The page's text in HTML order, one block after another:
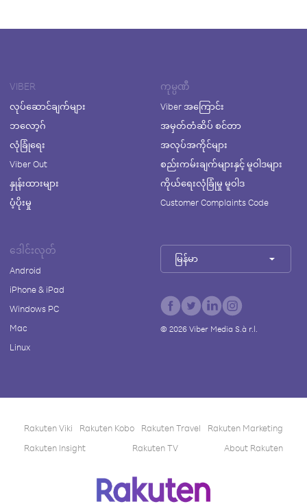
VIBER
လုပ်ဆောင်ချက်များ
ဘလော့ဂ်
လုံခြုံရေး
Viber Out
နှုန်းထားများ
ပံ့ပိုးမှု
ကုမ္ပဏီ
Viber အကြောင်း
အမှတ်တံဆိပ် စင်တာ
အလုပ်အကိုင်များ
စည်းကမ်းချက်များနှင့် မူဝါဒများ
ကိုယ်ရေးလုံခြုံမှု မူဝါဒ
Customer Complaints Code
ဒေါင်းလုတ်
Android
iPhone & iPad
Windows PC
Mac
Linux
မြန်မာ
© 2026Viber Media S.à r.l.
Rakuten Viki Rakuten Kobo Rakuten Travel
Rakuten Marketing
Rakuten Insight
Rakuten TV About Rakuten